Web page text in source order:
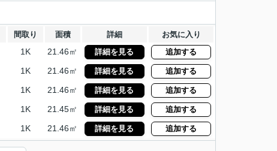
間取り 面積 詳細 お気に入り
1K 21.46㎡ 詳細を見る 追加する
1K 21.46㎡ 詳細を見る 追加する
1K 21.46㎡ 詳細を見る 追加する
1K 21.45㎡ 詳細を見る 追加する
1K 21.46㎡ 詳細を見る 追加する